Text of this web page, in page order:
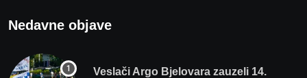
Nedavne objave
Veslači Argo Bjelovara zauzeli 14.